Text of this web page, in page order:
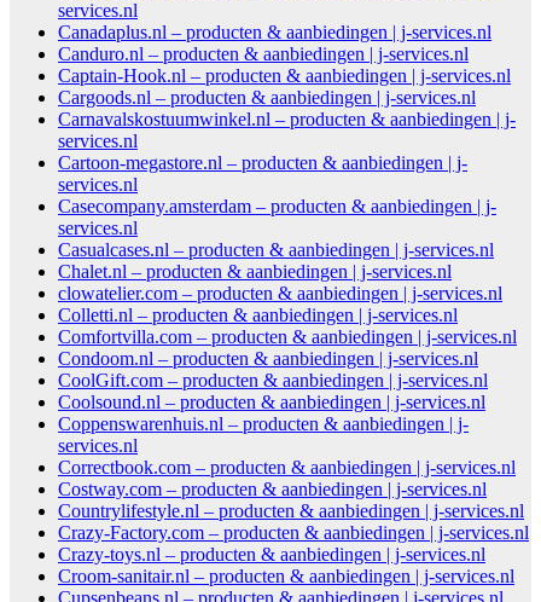
services.nl
Canadaplus.nl – producten & aanbiedingen | j-services.nl
Canduro.nl – producten & aanbiedingen | j-services.nl
Captain-Hook.nl – producten & aanbiedingen | j-services.nl
Cargoods.nl – producten & aanbiedingen | j-services.nl
Carnavalskostuumwinkel.nl – producten & aanbiedingen | j-
services.nl
Cartoon-megastore.nl – producten & aanbiedingen | j-
services.nl
Casecompany.amsterdam – producten & aanbiedingen | j-
services.nl
Casualcases.nl – producten & aanbiedingen | j-services.nl
Chalet.nl – producten & aanbiedingen | j-services.nl
clowatelier.com – producten & aanbiedingen | j-services.nl
Colletti.nl – producten & aanbiedingen | j-services.nl
Comfortvilla.com – producten & aanbiedingen | j-services.nl
Condoom.nl – producten & aanbiedingen | j-services.nl
CoolGift.com – producten & aanbiedingen | j-services.nl
Coolsound.nl – producten & aanbiedingen | j-services.nl
Coppenswarenhuis.nl – producten & aanbiedingen | j-
services.nl
Correctbook.com – producten & aanbiedingen | j-services.nl
Costway.com – producten & aanbiedingen | j-services.nl
Countrylifestyle.nl – producten & aanbiedingen | j-services.nl
Crazy-Factory.com – producten & aanbiedingen | j-services.nl
Crazy-toys.nl – producten & aanbiedingen | j-services.nl
Croom-sanitair.nl – producten & aanbiedingen | j-services.nl
Cupsenbeans.nl – producten & aanbiedingen | j-services.nl